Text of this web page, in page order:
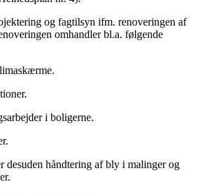
og fagtilsyn ifm. renoveringen af
omhandler bl.a. følgende
i boligerne.
desuden håndtering af bly i malinger og